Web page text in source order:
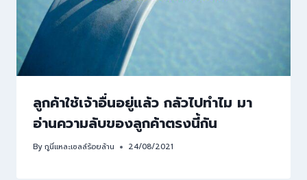
ลูกค้าใช้เจ้าอื่นอยู่แล้ว กลัวไปทำไม มา
อ่านความลับของลูกค้าตรงนี้กัน
Byกูนี่แหละเซลล์ร้อยล้าน 24/08/2021